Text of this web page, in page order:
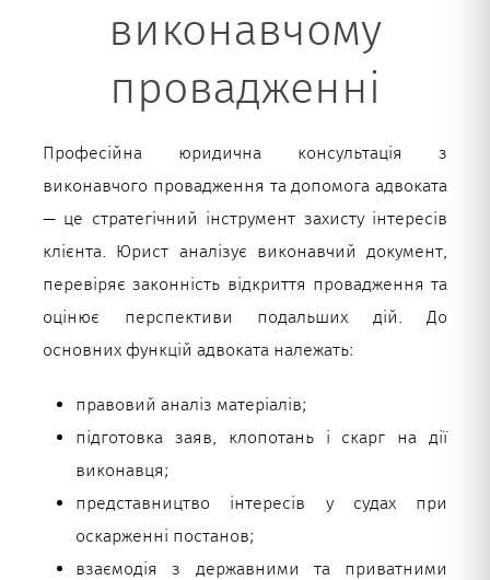
виконавчому
провадженні
Професійна юридична консультація з
виконавчого провадження та допомога адвоката
— це стратегічний інструмент захисту інтересів
клієнта. Юрист аналізує виконавчий документ,
перевіряє законність відкриття провадження та
оцінює перспективи подальших дій. До
основних функцій адвоката належать:
правовий аналіз матеріалів;
підготовка заяв, клопотань і скарг на дії
виконавця;
представництво інтересів у судах при
оскарженні постанов;
взаємодія з державними та приватними